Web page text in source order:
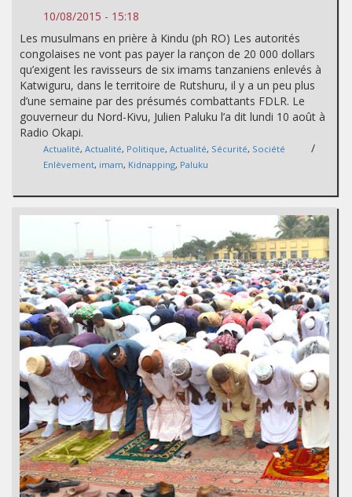
10/08/2015 - 15:18
Les musulmans en prière à Kindu (ph RO) Les autorités
congolaises ne vont pas payer la rançon de 20 000 dollars
qu’exigent les ravisseurs de six imams tanzaniens enlevés à
Katwiguru, dans le territoire de Rutshuru, il y a un peu plus
d’une semaine par des présumés combattants FDLR. Le
gouverneur du Nord-Kivu, Julien Paluku l’a dit lundi 10 août à
Radio Okapi.
Actualité, Actualité, Politique, Actualité, Sécurité, Société /
Enlèvement, imam, Kidnapping, Paluku